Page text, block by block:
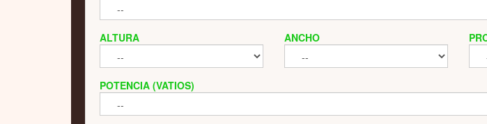
ALTURA ANCHO
POTENCIA (VATIOS)